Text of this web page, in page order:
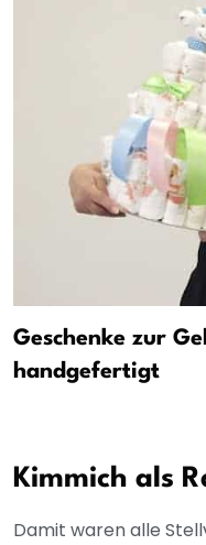
Geschenke zur
handgefertigt
Kimmich als
Damit waren alle